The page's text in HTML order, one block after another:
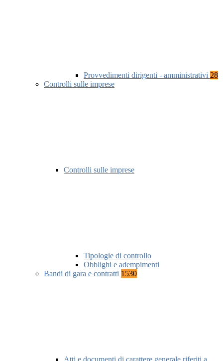
Provvedimenti dirigenti - amministrativi 28
Controlli sulle imprese
Controlli sulle imprese
Tipologie di controllo
Obblighi e adempimenti
Bandi di gara e contratti 1530